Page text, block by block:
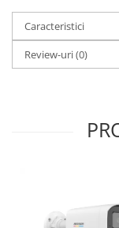
Caracteristici
Review-uri(0)